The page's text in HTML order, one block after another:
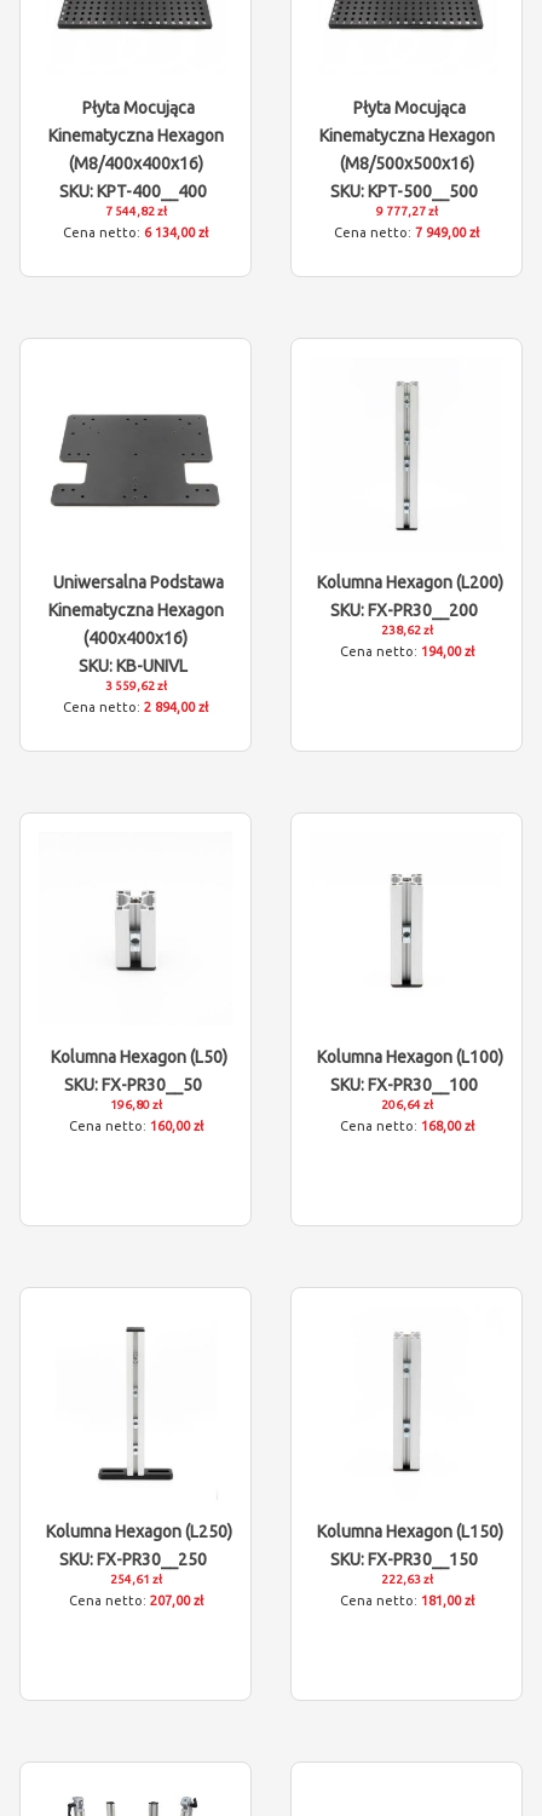
Płyta Mocująca
Kinematyczna Hexagon
(M8/400x400x16)
SKU: KPT-400__400
7 544,82 zł
6 134,00 zł
Płyta Mocująca
Kinematyczna Hexagon
(M8/500x500x16)
SKU: KPT-500__500
9 777,27 zł
7 949,00 zł
Uniwersalna Podstawa
Kinematyczna Hexagon
(400x400x16)
SKU: KB-UNIVL
3 559,62 zł
2 894,00 zł
Kolumna Hexagon (L200)
SKU: FX-PR30__200
238,62 zł
194,00 zł
Kolumna Hexagon (L50)
SKU: FX-PR30__50
196,80 zł
160,00 zł
Kolumna Hexagon (L100)
SKU: FX-PR30__100
206,64 zł
168,00 zł
Kolumna Hexagon (L250)
SKU: FX-PR30__250
254,61 zł
207,00 zł
Kolumna Hexagon (L150)
SKU: FX-PR30__150
222,63 zł
181,00 zł